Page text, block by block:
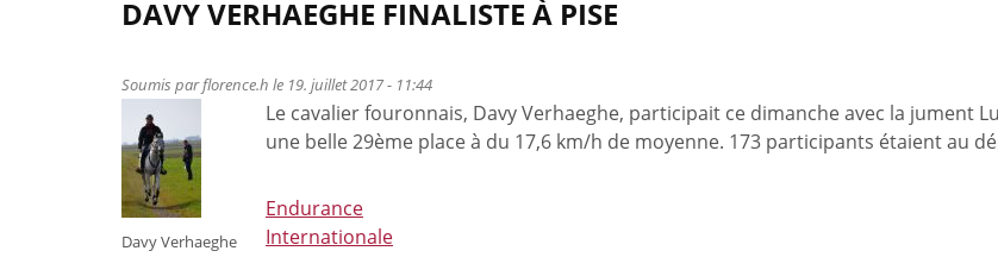
DAVY VERHAEGHE FINALISTE À PISE
Soumis parflorence.h le 19. juillet 2017 - 11:44
Davy Verhaeghe
Le cavalier fouronnais, Davy Verhaeghe, participait ce dimanche avec la jument
une belle 29ème place à du 17,6 km/h de moyenne. 173 participants étaient au
Endurance
Internationale